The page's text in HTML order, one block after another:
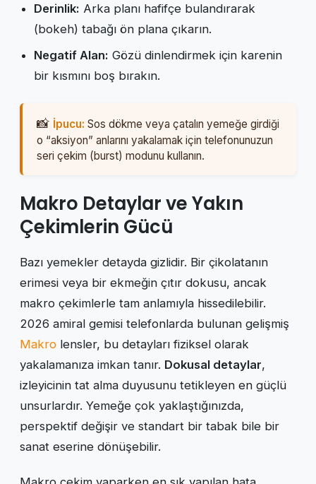
Derinlik: Arka planı hafifçe bulandırarak
(bokeh) tabağı ön plana çıkarın.
Negatif Alan: Gözü dinlendirmek için karenin
bir kısmını boş bırakın.
İpucu: Sos dökme veya çatalın yemeğe girdiği
o “aksiyon” anlarını yakalamak için telefonunuzun
seri çekim (burst) modunu kullanın.
Makro Detaylar ve Yakın
Çekimlerin Gücü
Bazı yemekler detayda gizlidir. Bir çikolatanın
erimesi veya bir ekmeğin çıtır dokusu, ancak
makro çekimlerle tam anlamıyla hissedilebilir.
2026 amiral gemisi telefonlarda bulunan gelişmiş
Makro lensler, bu detayları fiziksel olarak
yakalamanıza imkan tanır. Dokusal detaylar,
izleyicinin tat alma duyusunu tetikleyen en güçlü
unsurlardır. Yemeğe çok yaklaştığınızda,
perspektif değişir ve standart bir tabak bile bir
sanat eserine dönüşebilir.